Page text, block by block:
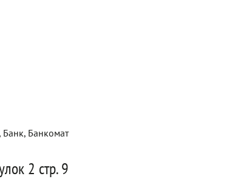
Банк, Банкомат
2 стр. 9